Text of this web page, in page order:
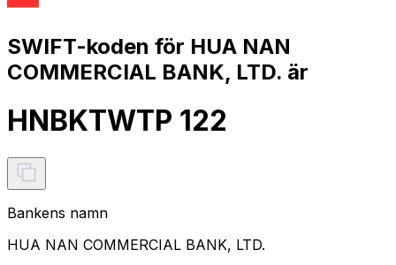
SWIFT-koden för HUA NAN
COMMERCIAL BANK, LTD. är
HNBKTWTP 122
Bankens namn
HUA NAN COMMERCIAL BANK, LTD.